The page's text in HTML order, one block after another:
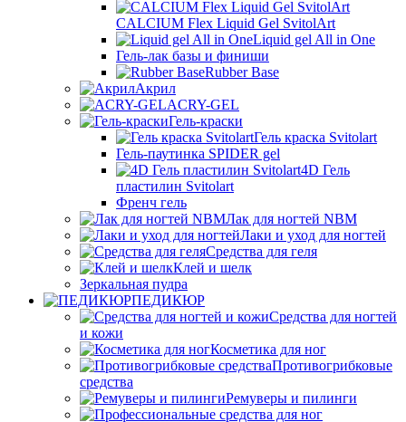
CALCIUM Flex Liquid Gel SvitolArt
Liquid gel All in One
Гель-лак базы и финиши
Rubber Base
Акрил
ACRY-GEL
Гель-краски
Гель краска Svitolart
Гель-паутинка SPIDER gel
4D Гель
пластилин Svitolart
Френч гель
Лак для ногтей NBM
Лаки и уход для ногтей
Средства для геля
Клей и шелк
Зеркальная пудра
ПЕДИКЮР
Средства для ногтей
и кожи
Косметика для ног
Противогрибковые
средства
Ремуверы и пилинги